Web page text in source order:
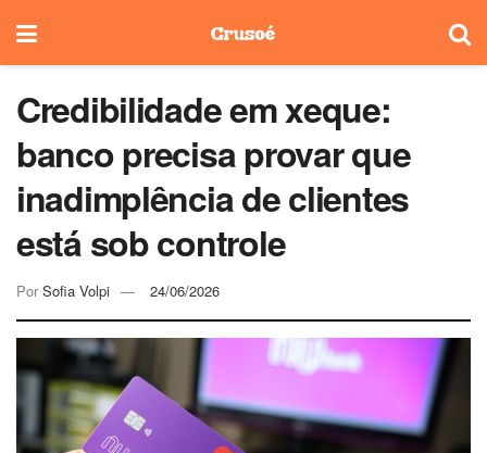
Credibilidade em xeque:
banco precisa provar que
inadimplência de clientes
está sob controle
Por Sofia Volpi 24/06/2026